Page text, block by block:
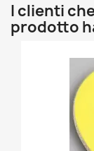
I clienti
prodotto